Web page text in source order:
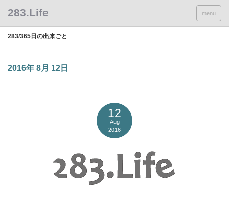
menu
283/365日の出来ごと
2016年 8月 12日
12
Aug
2016